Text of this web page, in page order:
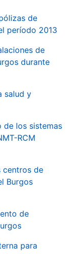
de
período 2013
de
durante
salud y
de los sistemas
RCM
centros de
Burgos
de
para